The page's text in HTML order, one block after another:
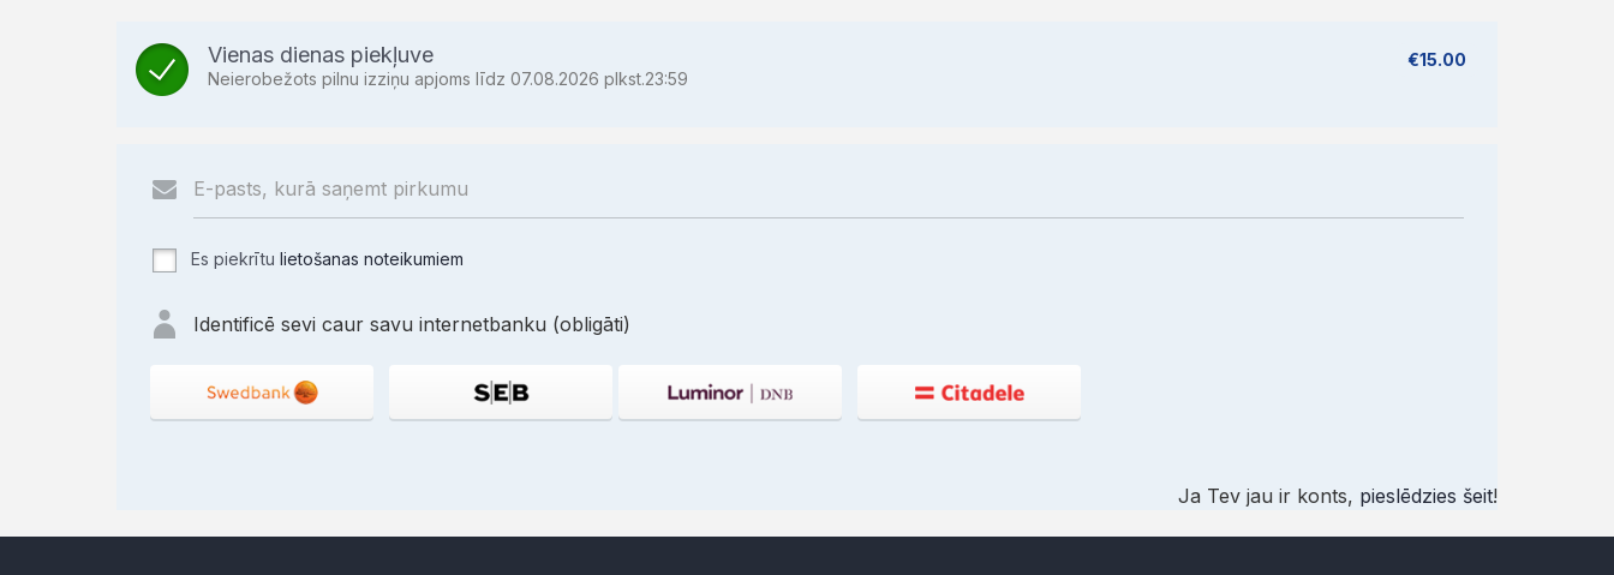
€15.00
Vienas dienas piekļuve
Neierobežots pilnu izziņu apjoms līdz 07.08.2026 plkst.23:59
Es piekrītu lietošanas noteikumiem
Identificē sevi caur savu internetbanku (obligāti)
Ja Tev jau ir konts, pieslēdzies šeit!